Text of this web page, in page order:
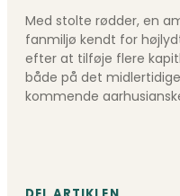
Med stolte rødder, en
fanmiljø kendt for
efter at tilføje flere
både på det
kommende